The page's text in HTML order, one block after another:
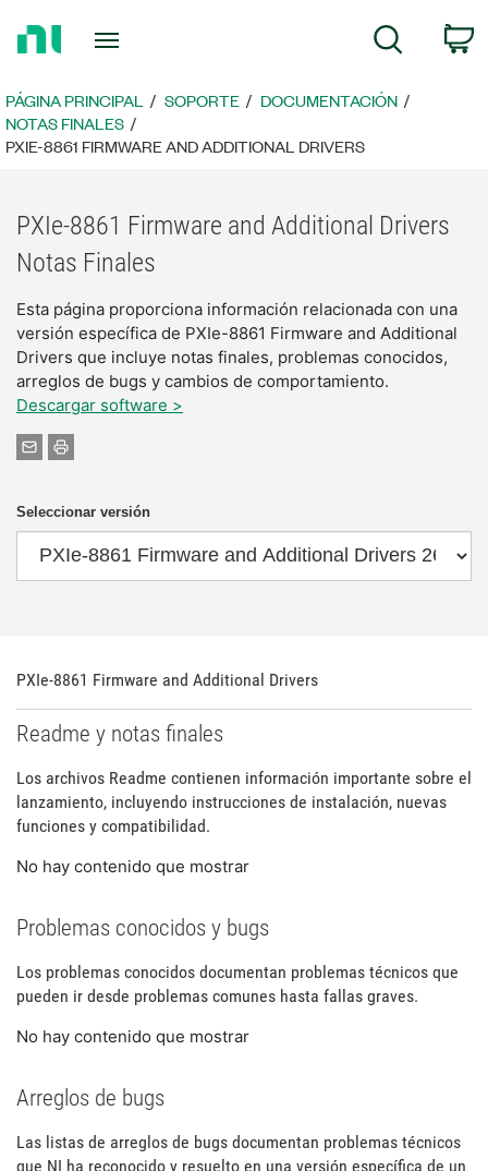
página
principal
Búsqueda
PÁGINA PRINCIPAL SOPORTE
DOCUMENTACIÓN
NOTAS FINALES
PXIE-8861 FIRMWARE AND ADDITIONAL DRIVERS
PXIe-8861 Firmware and Additional Drivers
Notas Finales
Esta página proporciona información relacionada con una
versión específica de PXIe-8861 Firmware and Additional
Drivers que incluye notas finales, problemas conocidos,
arreglos de bugs y cambios de comportamiento.
Descargar software >
Seleccionar versión
PXIe-8861 Firmware and Additional Drivers
Readme y notas finales
Los archivos Readme contienen información importante sobre el
lanzamiento, incluyendo instrucciones de instalación, nuevas
funciones y compatibilidad.
No hay contenido que mostrar
Problemas conocidos y bugs
Los problemas conocidos documentan problemas técnicos que
pueden ir desde problemas comunes hasta fallas graves.
No hay contenido que mostrar
Arreglos de bugs
Las listas de arreglos de bugs documentan problemas técnicos
que NI ha reconocido y resuelto en una versión específica de un